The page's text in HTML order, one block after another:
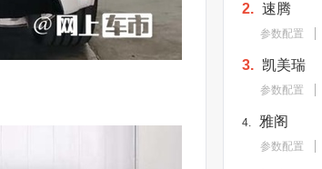
2. 速腾
参数配置
3. 凯美瑞
参数配置
4. 雅阁
参数配置